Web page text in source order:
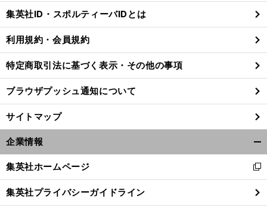
る
集英社ID・スポルティーバIDとは
利用規約・会員規約
特定商取引法に基づく表示・その他の事項
ブラウザプッシュ通知について
サイトマップ
企業情報
閉
る
集英社ホームページ
新
し
い
ウ
集英社プライバシーガイドライン